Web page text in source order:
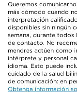
Queremos
más cómodo cuando
interpretación
disponibles sin ningún
semana, durante
de contacto. No
menores actúen como
intérprete y personal
idioma. Esto puede
cuidado de la salud
de comunicación: en
Obtenga información